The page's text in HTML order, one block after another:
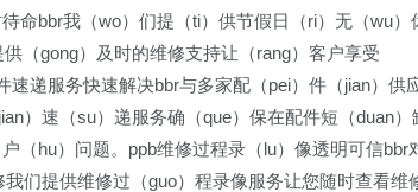
命bbr我（wo）们提（ti）供节假日（ri）无（wu）
（gong）及时的维修支持让（rang）客户享受
速递服务快速解决bbr与多家配（pei）件（jian）供
）速（su）递服务确（que）保在配件短（duan）
（hu）问题。ppb维修过程录（lu）像透明可信bbr
们提供维修过（guo）程录像服务让您随时查看维